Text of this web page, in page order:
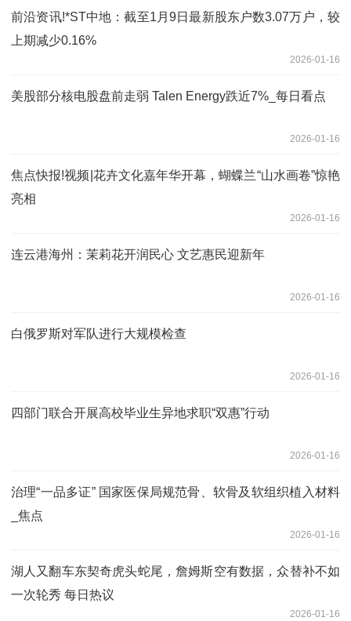
前沿资讯!*ST中地：截至1月9日最新股东户数3.07万户，较
上期减少0.16%
2026-01-16
美股部分核电股盘前走弱 Talen Energy跌近7%_每日看点
2026-01-16
焦点快报!视频|花卉文化嘉年华开幕，蝴蝶兰“山水画卷”惊艳
亮相
2026-01-16
连云港海州：茉莉花开润民心 文艺惠民迎新年
2026-01-16
白俄罗斯对军队进行大规模检查
2026-01-16
四部门联合开展高校毕业生异地求职“双惠”行动
2026-01-16
治理“一品多证” 国家医保局规范骨、软骨及软组织植入材料
_焦点
2026-01-16
湖人又翻车东契奇虎头蛇尾，詹姆斯空有数据，众替补不如
一次轮秀 每日热议
2026-01-16